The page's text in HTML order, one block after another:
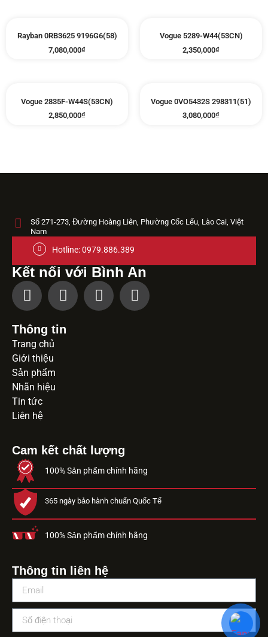
Rayban 0RB3625 9196G6(58)
7,080,000₫
Vogue 5289-W44(53CN)
2,350,000₫
Vogue 2835F-W44S(53CN)
2,850,000₫
Vogue 0VO5432S 298311(51)
3,080,000₫
Số 271-273, Đường Hoàng Liên, Phường Cốc Lếu, Lào Cai, Việt
Nam
Hotline: 0979.886.389
Kết nối với Bình An
Thông tin
Trang chủ
Giới thiệu
Sản phẩm
Nhãn hiệu
Tin tức
Liên hệ
Cam kết chất lượng
100% Sản phẩm chính hãng
365 ngày bảo hành chuẩn Quốc Tế
100% Sản phẩm chính hãng
Thông tin liên hệ